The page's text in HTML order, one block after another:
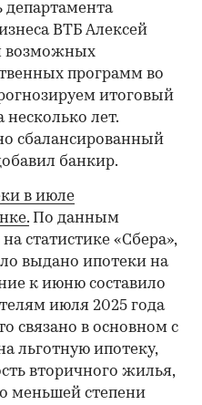
департамента
ВТБ Алексей
возможных
программ во
итоговый
лет.
сбалансированный
банкир.
в июле
По данным
статистике «Сбера»,
выдано ипотеки на
к июню составило
июля 2025 года
связано в основном с
льготную ипотеку,
вторичного жилья,
меньшей степени